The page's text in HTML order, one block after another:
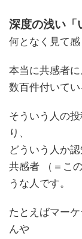
深度の浅い「
何となく見て感
本当に共感者
数百件付いてい
そういう人の
り、
どういう人か認
共感者 （＝こ
うな人です。
たとえばマー
んや